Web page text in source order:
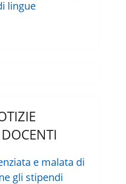
lingue